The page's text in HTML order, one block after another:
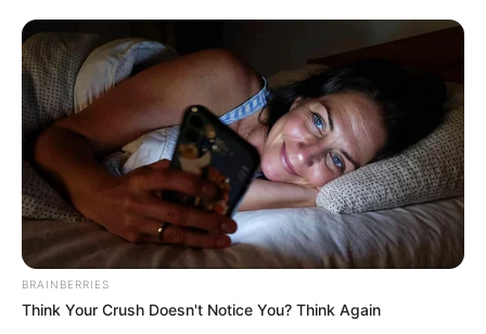
importante consumirlo con precaución y en las
dosis adecuadas. Si deseas experimentar sus
beneficios, prueba las recetas descritas y
observa sus efectos en tu salud.
BRAINBERRIES
Think Your Crush Doesn't Notice You? Think Again